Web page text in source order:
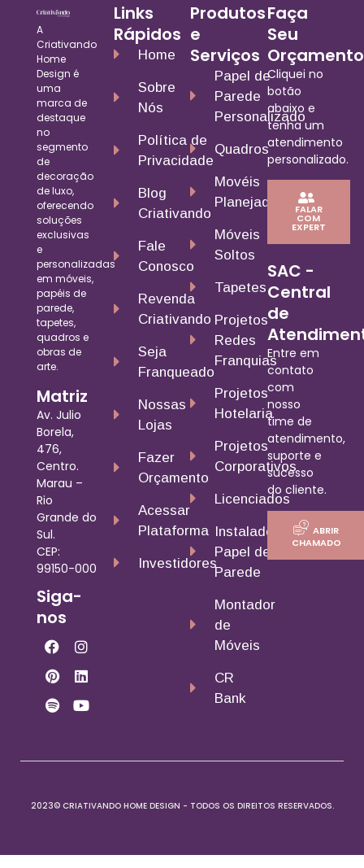
A
Criativando
Home
Design é
uma
marca de
destaque
no
segmento
de
decoração
de luxo,
oferecendo
soluções
exclusivas
e
personalizadas
em móveis,
papéis de
parede,
tapetes,
quadros e
obras de
arte.
Matriz
Av. Julio
Borela,
476,
Centro.
Marau –
Rio
Grande do
Sul.
CEP:
99150-000
Siga-
nos
Links
Rápidos
Home
Sobre
Nós
Política de
Privacidade
Blog
Criativando
Fale
Conosco
Revenda
Criativando
Seja
Franqueado
Nossas
Lojas
Fazer
Orçamento
Acessar
Plataforma
Investidores
Produtos
e
Serviços
Papel de
Parede
Personalizado
Quadros
Movéis
Planejados
Móveis
Soltos
Tapetes
Projetos
Redes
Franquias
Projetos
Hotelaria
Projetos
Corporativos
Licenciados
Instalador
Papel de
Parede
Montador
de
Móveis
CR
Bank
Faça
Seu
Orçamento
Cliquei no
botão
abaixo e
tenha um
atendimento
personalizado.
FALAR
COM
EXPERT
SAC -
Central
de
Entre em
contato
com
nosso
time de
atendimento,
suporte e
sucesso
do cliente.
ABRIR
CHAMADO
2023© CRIATIVANDO HOME DESIGN - TODOS OS DIREITOS RESERVADOS.